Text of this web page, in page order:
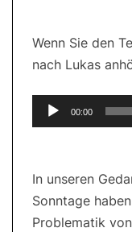
Wenn Sie den
nach Lukas
Audio-
Player
00:00
In unseren
Sonntage
Problematik